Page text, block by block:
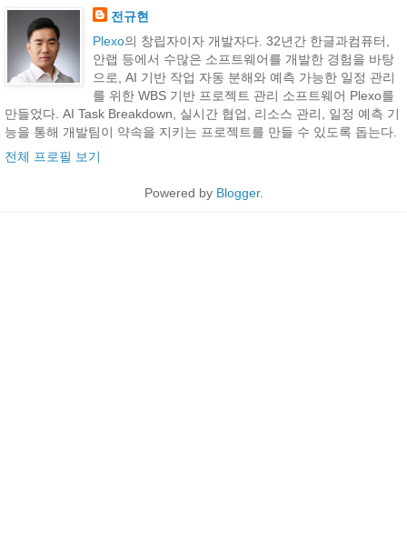
전규현
Plexo의 창립자이자 개발자다. 32년간 한글과컴퓨터,
안랩 등에서 수많은 소프트웨어를 개발한 경험을 바탕
으로, AI 기반 작업 자동 분해와 예측 가능한 일정 관리
를 위한 WBS 기반 프로젝트 관리 소프트웨어 Plexo를
만들었다. AI Task Breakdown, 실시간 협업, 리소스 관리, 일정 예측 기
능을 통해 개발팀이 약속을 지키는 프로젝트를 만들 수 있도록 돕는다.
전체 프로필 보기
Powered by Blogger.